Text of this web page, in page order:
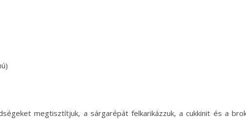
megtisztítjuk, a sárgarépát felkarikázzuk, a cukkinit és a